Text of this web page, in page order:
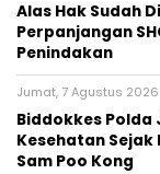
Alas Hak Sudah
Perpanjangan
Penindakan
Jumat, 7 Agustus 2026
Biddokkes Polda
Kesehatan Sejak
Sam Poo Kong